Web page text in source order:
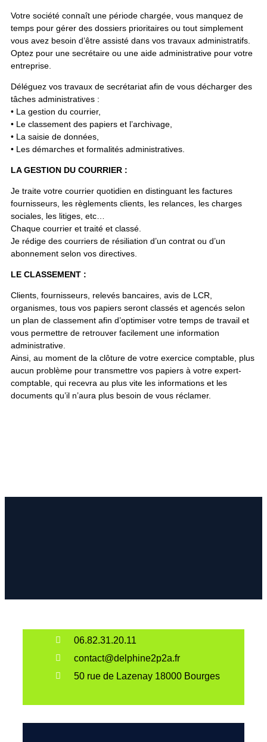
Votre société connaît une période chargée, vous manquez de
temps pour gérer des dossiers prioritaires ou tout simplement
vous avez besoin d’être assisté dans vos travaux administratifs.
Optez pour une secrétaire ou une aide administrative pour votre
entreprise.
Déléguez vos travaux de secrétariat afin de vous décharger des
tâches administratives :
• La gestion du courrier,
• Le classement des papiers et l’archivage,
• La saisie de données,
• Les démarches et formalités administratives.
LA GESTION DU COURRIER :
Je traite votre courrier quotidien en distinguant les factures
fournisseurs, les règlements clients, les relances, les charges
sociales, les litiges, etc…
Chaque courrier et traité et classé.
Je rédige des courriers de résiliation d’un contrat ou d’un
abonnement selon vos directives.
LE CLASSEMENT :
Clients, fournisseurs, relevés bancaires, avis de LCR,
organismes, tous vos papiers seront classés et agencés selon
un plan de classement afin d’optimiser votre temps de travail et
vous permettre de retrouver facilement une information
administrative.
Ainsi, au moment de la clôture de votre exercice comptable, plus
aucun problème pour transmettre vos papiers à votre expert-
comptable, qui recevra au plus vite les informations et les
documents qu’il n’aura plus besoin de vous réclamer.
06.82.31.20.11
contact@delphine2p2a.fr
50 rue de Lazenay 18000 Bourges